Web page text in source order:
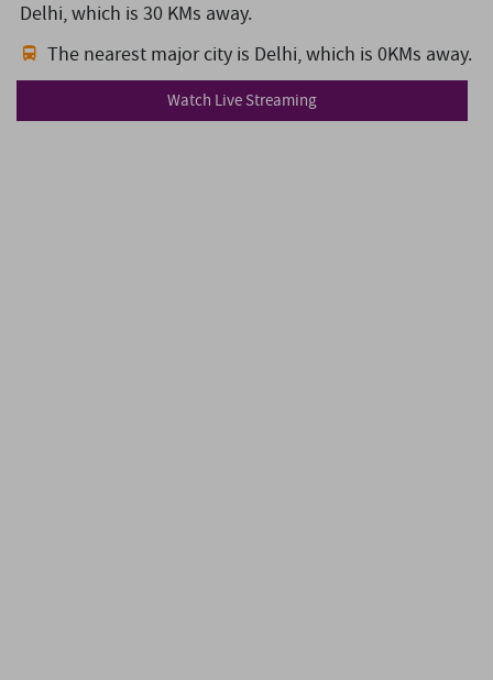
Delhi,which is 30 KMs away.
The nearest major city is Delhi,which is 0KMs away.
Watch Live Streaming